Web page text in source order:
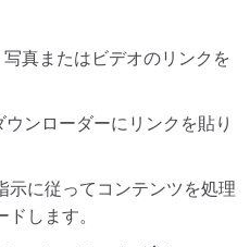
真またはビデオのリンクを
ンローダーにリンクを貼り
示に従ってコンテンツを処理
します。